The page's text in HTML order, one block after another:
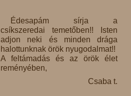
Édesapám sírja a
csíkszeredai temetőben!! Isten
adjon neki és minden drága
halottunknak örök nyugodalmat!!
A feltámadás és az örök élet
reményében,
Csaba t.